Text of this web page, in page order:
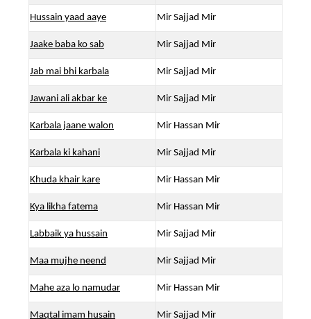
Hussain yaad aaye Mir Sajjad Mir
Jaake baba ko sab Mir Sajjad Mir
Jab mai bhi karbala Mir Sajjad Mir
Jawani ali akbar ke Mir Sajjad Mir
Karbala jaane walon Mir Hassan Mir
Karbala ki kahani Mir Sajjad Mir
Khuda khair kare Mir Hassan Mir
Kya likha fatema Mir Hassan Mir
Labbaik ya hussain Mir Sajjad Mir
Maa mujhe neend Mir Sajjad Mir
Mahe aza lo namudar Mir Hassan Mir
Maqtal imam husain Mir Sajjad Mir